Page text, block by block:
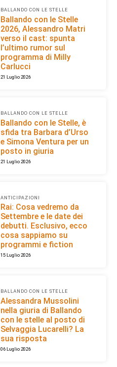
BALLANDO CON LE STELLE
Ballando con le Stelle
2026, Alessandro Matri
verso il cast: spunta
l’ultimo rumor sul
programma di Milly
Carlucci
21 Luglio 2026
BALLANDO CON LE STELLE
Ballando con le Stelle, è
sfida tra Barbara d’Urso
e Simona Ventura per un
posto in giuria
21 Luglio 2026
ANTICIPAZIONI
Rai: Cosa vedremo da
Settembre e le date dei
debutti. Esclusivo, ecco
cosa sappiamo su
programmi e fiction
15 Luglio 2026
BALLANDO CON LE STELLE
Alessandra Mussolini
nella giuria di Ballando
con le stelle al posto di
Selvaggia Lucarelli? La
sua risposta
06 Luglio 2026